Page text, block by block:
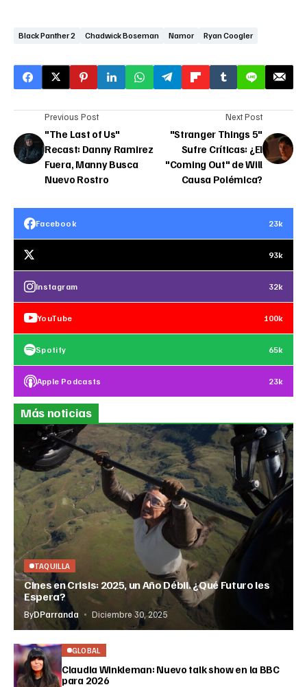
Black Panther 2 Chadwick Boseman Namor Ryan Coogler
Previous Post
"The Last of Us"
Recast: Danny Ramirez
Fuera, Manny Busca
Nuevo Rostro
Next Post
"Stranger Things 5"
Sufre Críticas: ¿El
"Coming Out" de Will
Causa Polémica?
Facebook 23k
93k
Instagram 32k
YouTube 100k
Spotify 65k
Apple Podcasts 23k
Más noticias
TAQUILLA
Cines en Crisis: 2025, un Año Débil. ¿Qué Futuro les
Espera?
ByDParranda Diciembre 30, 2025
GLOBAL
Claudia Winkleman: Nuevo talk show en la BBC
para 2026